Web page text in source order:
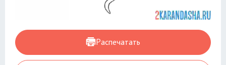
Распечатать